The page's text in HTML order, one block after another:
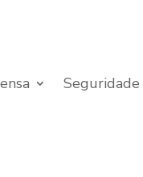
Seguridade